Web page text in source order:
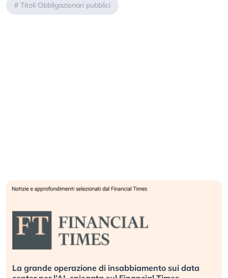
# Titoli Obbligazionari pubblici
La grande operazione di insabbiamento sui data